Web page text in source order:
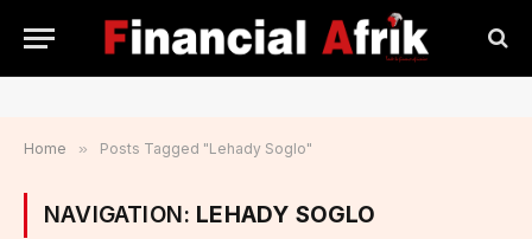
Home » Posts Tagged "Lehady Soglo"
NAVIGATION: LEHADY SOGLO